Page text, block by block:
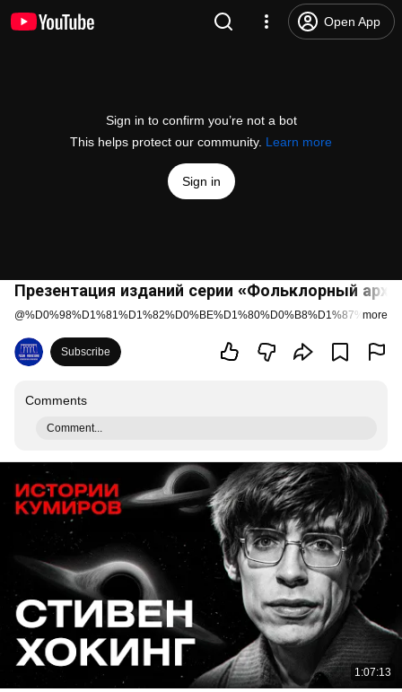
Open App
Sign in to confirm you’re not a bot
This helps protect our community. Learn more
Sign in
Презентация изданий серии «Фольклорный
@ more
Subscribe
Comments
Comment...
1:07:13